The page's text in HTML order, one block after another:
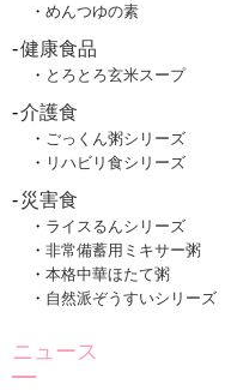
めんつゆの素
健康食品
とろとろ玄米スープ
介護食
ごっくん粥シリーズ
リハビリ食シリーズ
災害食
ライスるんシリーズ
非常備蓄用ミキサー粥
本格中華ほたて粥
自然派ぞうすいシリーズ
ニュース